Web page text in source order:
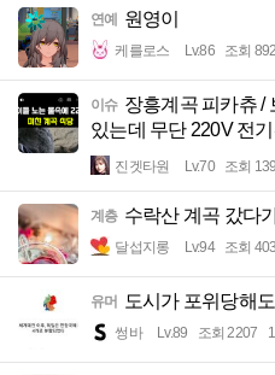
연예 원영이
케를로스 Lv.86 조회 892
이슈 장흥계곡 피카츄 /
있는데 무단 220V 전기
진겟타원 Lv.70 조회
계층 수락산 계곡 갔다
달섭지롱 Lv.94 조회
유머 도시가 포위당해
썽바 Lv.89 조회 2207